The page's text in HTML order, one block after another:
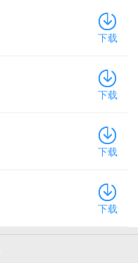
下载
下载
下载
下载